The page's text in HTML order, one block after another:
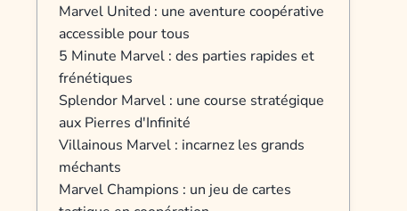
Marvel United : une aventure coopérative
accessible pour tous
5 Minute Marvel : des parties rapides et
frénétiques
Splendor Marvel : une course stratégique
aux Pierres d'Infinité
Villainous Marvel : incarnez les grands
méchants
Marvel Champions : un jeu de cartes